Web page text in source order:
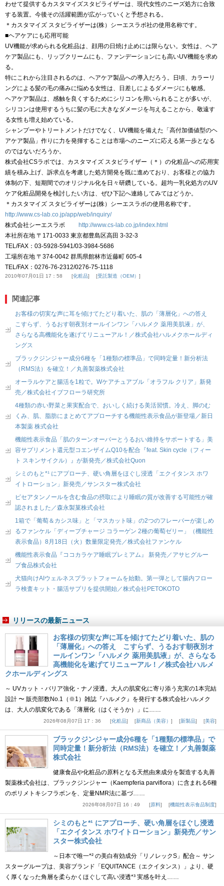
わせて提供するカスタマイズスタビライザーは、現代女性のニーズ処方に合致
する装置。今後その活躍範囲が広がっていくと予想される。
＊カスタマイズ スタビライザーは(株）シーエスラボ社の使用名称です。
■ヘアケアにも応用可能
UV機能が求められる化粧品は、顔用の日焼け止めには限らない。女性は、ヘア
ケア製品にも、リップクリームにも、ファンデーションにも高いUV機能を求め
る。
特にこれから注目されるのは、ヘアケア製品への導入だろう。日頃、カラーリ
ングによる髪の毛の痛みに悩める女性は、日差しによるダメージにも敏感。
ヘアケア製品は、感触を良くするためにシリコンを用いられることが多いが、
シリコンは使用するうちに髪の毛に大きなダメージを与えることから、敬遠す
る女性も増え始めている。
シャンプーやトリートメントだけでなく、UV機能を備えた「高付加価値型のヘ
アケア製品」作りに力を発揮することは市場へのニーズに応える第一歩となる
のではないだろうか。
株式会社CSラボでは、カスタマイズ スタビライザー（＊）の化粧品への応用実
績を積み上げ、訴求点を考慮した処方開発を既に進めており、お客様との協力
体制の下、短期間でのオリジナル化を日々研鑽している。超均一乳化処方のUV
ケア化粧品開発を検討したい方は、ぜひ下記へ連絡してみてはどうか。
＊カスタマイズ スタビライザーは(株）シーエスラボの使用名称です。
http://www.cs-lab.co.jp/app/web/inquiry/
株式会社シーエスラボ
http://www.cs-lab.co.jp/index.html
本社所在地 〒171-0033 東京都豊島区高田 3-32-3
TEL/FAX：03-5928-5941/03-3984-5686
工場所在地 〒374-0042 群馬県館林市近藤町 605-4
TEL/FAX：0276-76-2312/0276-75-1118
2010年07月01日 17：58 化粧品 受託製造（OEM）
関連記事
お客様の切実な声に耳を傾けてたどり着いた、肌の「薄層化」への答え
こすらず、うるおす朝夜別オールインワン「ハルメク 薬用美肌液」が、
さらなる高機能化を遂げてリニューアル！／株式会社ハルメクホールディ
ングス
ブラックジンジャー成分6種を「1種類の標準品」で同時定量！新分析法
（RMS法）を確立！／丸善製薬株式会社
オーラルケアと腸活を1粒で。Wケアチュアブル「オラフル クリア」新発
売／株式会社イブフローラ研究所
4種類の赤い野菜と果実配合で、おいしく続ける美活習慣。冷え、脚のむ
くみ、肌、脂肪にまとめてアプローチする機能性表示食品が新登場／新日
本製薬 株式会社
機能性表示食品「肌のターンオーバーとうるおい維持をサポートする」美
容サプリメント還元型コエンザイムQ10を配合『feat. Skin cycle（フィー
ト スキンサイクル）』が新発売／株式会社Quon
シミのもと*¹ にアプローチ、硬い角層をほぐし浸透「エクイタンス ホワ
イトローション」新発売／サンスター株式会社
ピセアタンノールを含む食品の摂取により睡眠の質が改善する可能性が確
認されました／森永製菓株式会社
1箱で「葡萄＆カシス味」と「マスカット味」の2つのフレーバーが楽しめ
るファンケル「ディープチャージ コラーゲン 2種の葡萄ゼリー」（機能性
表示食品）8月18日（火）数量限定発売／株式会社ファンケル
機能性表示食品『ココカラケア睡眠プレミアム』 新発売／アサヒグルー
プ食品株式会社
犬猫向けAIウェルネスプラットフォームを始動。第一弾として腸内フロー
ラ検査キット・腸活サプリを提供開始／株式会社PETOKOTO
リリースの最新ニュース
お客様の切実な声に耳を傾けてたどり着いた、肌の
「薄層化」への答え こすらず、うるおす朝夜別オ
ールインワン「ハルメク 薬用美肌液」が、さらなる
高機能化を遂げてリニューアル！／株式会社ハルメ
クホールディングス
～ UVカット・バリア強化・ナノ浸透。大人の肌変化に寄り添う充実の1本完結
設計 〜 販売部数No.1（※1）雑誌『ハルメク』を発行する株式会社ハルメク
は、大人の肌変化である「薄層化（はくそうか）」に……
2026年08月07日 17：36 化粧品 新商品（美容） 新製品 美容
ブラックジンジャー成分6種を「1種類の標準品」で
同時定量！新分析法（RMS法）を確立！／丸善製薬
株式会社
健康食品や化粧品の原料となる天然由来成分を製造する丸善
製薬株式会社は、ブラックジンジャー（Kaempferia parviflora）に含まれる6種
のポリメトキシフラボンを、定量NMR法に基づ……
2026年08月07日 16：49 原料 機能性表示食品制度
シミのもと*¹ にアプローチ、硬い角層をほぐし浸透
「エクイタンス ホワイトローション」新発売／サン
スター株式会社
～日本で唯一*² の美白有効成分「リノレックS」配合～ サン
スターグループは、美容ブランド「EQUITANCE（エクイタンス）」より、硬
く厚くなった角層を柔らかくほぐして高い浸透*³ 実感を叶え……